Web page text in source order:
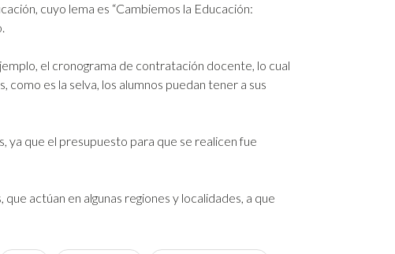
cuyo lema es “Cambiemos la Educación:
el cronograma de contratación docente, lo cual
es la selva, los alumnos puedan tener a sus
ya que el presupuesto para que se realicen fue
actúan en algunas regiones y localidades, a que